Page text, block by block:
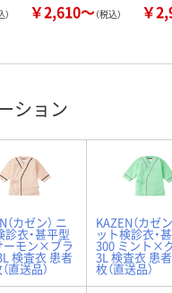
） ￥2,610～（税込） ￥
ション
（カゼン） ニ
診衣・甚平型
ーモン×ブラ
検査衣 患者
直送品）
KAZEN（カゼ
ット検診衣・
300 ミント×
3L 検査衣 患
枚（直送品）